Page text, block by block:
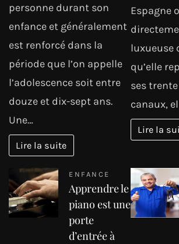
personne durant son
enfance et généralement
est renforcé dans la
période que l’on appelle
l’adolescence soit entre
douze et dix-sept ans.
Une…
Lire la suite
Espagne
luxueuse
qu’elle
ses
canaux,
Lire la
ENFANCE
Apprendre le
piano est une
porte
d’entrée à